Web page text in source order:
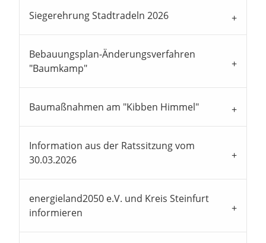
Siegerehrung Stadtradeln 2026
Bebauungsplan-Änderungsverfahren
"Baumkamp"
Baumaßnahmen am "Kibben Himmel"
Information aus der Ratssitzung vom
30.03.2026
energieland2050 e.V. und Kreis Steinfurt
informieren